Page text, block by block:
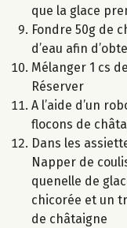
que la glace
Fondre 50g de
d’eau afin
Mélanger 1 cs
Réserver
A l’aide d’un
flocons de
Dans les
Napper de
quenelle de
chicorée et un
de châtaigne